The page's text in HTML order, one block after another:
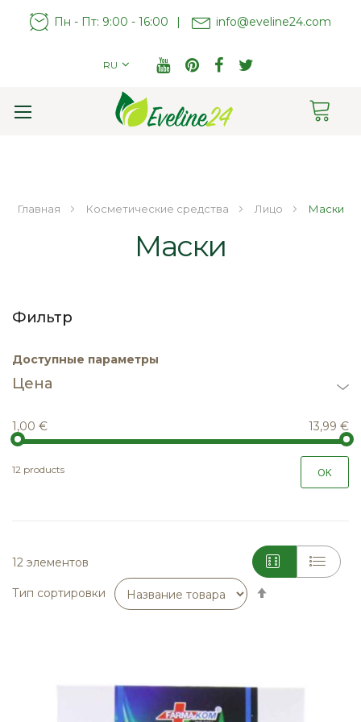
Пн - Пт: 9:00 - 16:00 | info@eveline24.com
RU
Главная Косметические средства Лицо Маски
Маски
Фильтр
Доступные параметры
Цена
1,00 € 13,99 €
12 products OK
12 элементов
Тип сортировки
Установить